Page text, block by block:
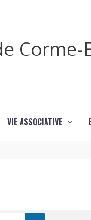
Corme-
VIE ASSOCIATIVE